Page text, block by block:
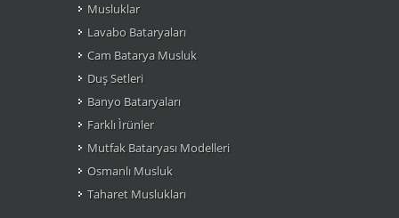
Musluklar
Lavabo Bataryaları
Cam Batarya Musluk
Duş Setleri
Banyo Bataryaları
Farklı Ìrünler
Mutfak Bataryası Modelleri
Osmanlı Musluk
Taharet Muslukları